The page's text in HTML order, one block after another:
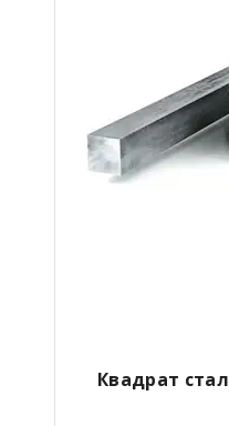
Квадрат